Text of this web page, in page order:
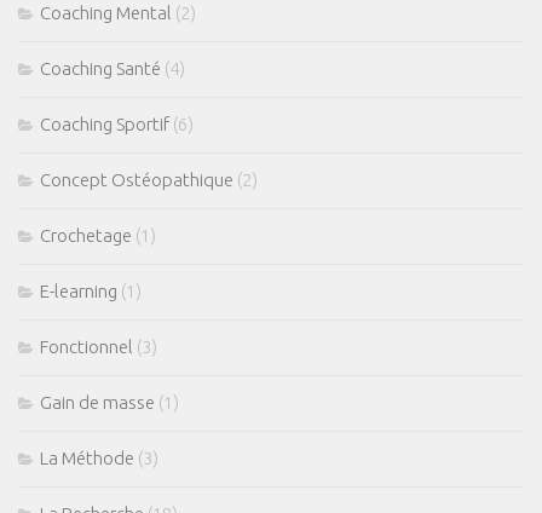
Coaching Mental (2)
Coaching Santé (4)
Coaching Sportif(6)
Concept Ostéopathique (2)
Crochetage (1)
E-learning (1)
Fonctionnel (3)
Gain de masse (1)
La Méthode (3)